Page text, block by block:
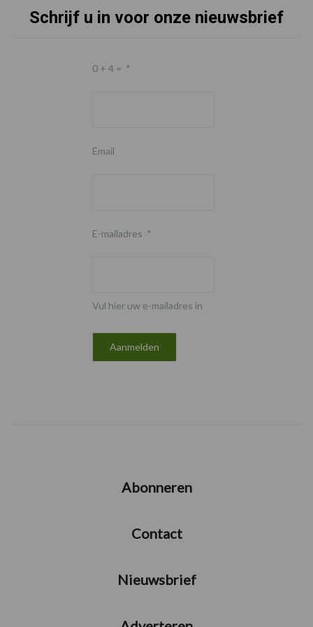
Schrijf u in voor onze nieuwsbrief
0 + 4 = *
Email
E-mailadres *
Vul hier uw e-mailadres in
Abonneren
Contact
Nieuwsbrief